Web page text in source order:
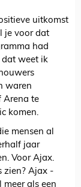
uitkomst
je voor dat
had
dat weet ik
waren
Arena te
komen.
mensen al
jaar
Voor Ajax.
zien? Ajax -
meer als een